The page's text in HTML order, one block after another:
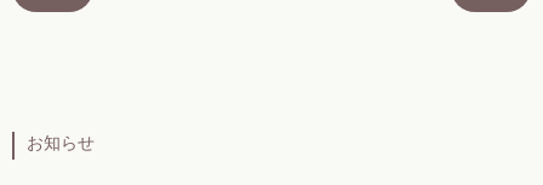
お知らせ